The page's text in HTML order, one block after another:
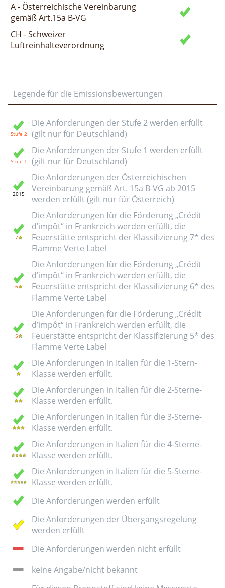
A - Österreichische Vereinbarung
gemäß Art.15a B-VG
CH - Schweizer
Luftreinhalteverordnung
Legende für die Emissionsbewertungen
Die Anforderungen der Stufe 2 werden erfüllt
(gilt nur für Deutschland)
Die Anforderungen der Stufe 1 werden erfüllt
(gilt nur für Deutschland)
Die Anforderungen der Österreichischen
Vereinbarung gemäß Art. 15a B-VG ab 2015
werden erfüllt (gilt nur für Österreich)
Die Anforderungen für die Förderung „Crédit
d’impôt“ in Frankreich werden erfüllt, die
Feuerstätte entspricht der Klassifizierung 7* des
Flamme Verte Label
Die Anforderungen für die Förderung „Crédit
d’impôt“ in Frankreich werden erfüllt, die
Feuerstätte entspricht der Klassifizierung 6* des
Flamme Verte Label
Die Anforderungen für die Förderung „Crédit
d’impôt“ in Frankreich werden erfüllt, die
Feuerstätte entspricht der Klassifizierung 5* des
Flamme Verte Label
Die Anforderungen in Italien für die 1-Stern-
Klasse werden erfüllt.
Die Anforderungen in Italien für die 2-Sterne-
Klasse werden erfüllt.
Die Anforderungen in Italien für die 3-Sterne-
Klasse werden erfüllt.
Die Anforderungen in Italien für die 4-Sterne-
Klasse werden erfüllt.
Die Anforderungen in Italien für die 5-Sterne-
Klasse werden erfüllt.
Die Anforderungen werden erfüllt
Die Anforderungen der Übergangsregelung
werden erfüllt
Die Anforderungen werden nicht erfüllt
keine Angabe/nicht bekannt